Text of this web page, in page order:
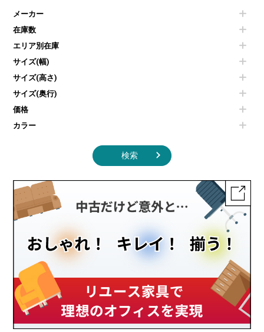
その他OA機器
コートハンガー・ポールハンガー
傘立て
食器棚・キッチンキャビネット
カタログスタンド
オフィスアクセサリーその他
カウンターテーブル
センターテーブル・サイドテーブル
ベンチ・スツール
ソファ
シェルフ
ダストボックス（ゴミ箱）
インテリア家具その他
冷蔵庫・洗濯機
空気清浄機・加湿器
液晶テレビ・モニター類
エアコン
掃除機
季節家電
メーカー
在庫数
エリア別在庫
サイズ(幅)
サイズ(高さ)
サイズ(奥行)
価格
カラー
検索